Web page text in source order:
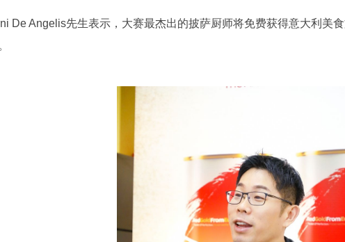
De Angelis先生表示，大赛最杰出的披萨厨师将免费获得意大利美